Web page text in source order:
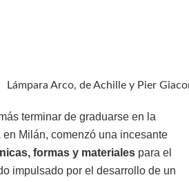
Lámpara Arco, de Achille y Pier
terminar de graduarse en la
Milán, comenzó una incesante
formas y materiales para el
impulsado por el desarrollo de un